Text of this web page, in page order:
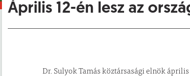
Április 12-én lesz az
Dr. Sulyok Tamás köztársasági elnök